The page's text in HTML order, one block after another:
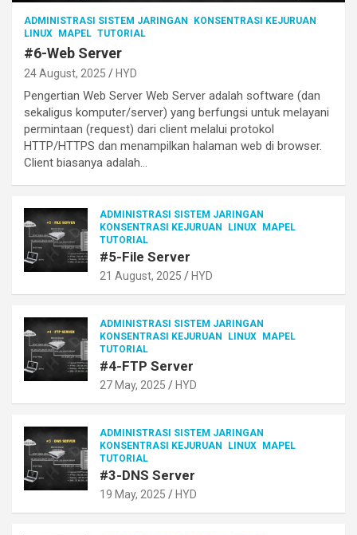
ADMINISTRASI SISTEM JARINGAN
KONSENTRASI KEJURUAN
LINUX MAPEL TUTORIAL
#6-Web Server
24 August, 2025 HYD
Pengertian Web Server Web Server adalah software (dan
sekaligus komputer/server) yang berfungsi untuk melayani
permintaan (request) dari client melalui protokol
HTTP/HTTPS dan menampilkan halaman web di browser.
Client biasanya adalah…
ADMINISTRASI SISTEM JARINGAN
KONSENTRASI KEJURUAN
LINUX MAPEL
TUTORIAL
#5-File Server
21 August, 2025 HYD
ADMINISTRASI SISTEM JARINGAN
KONSENTRASI KEJURUAN
LINUX MAPEL
TUTORIAL
#4-FTP Server
27 May, 2025 HYD
ADMINISTRASI SISTEM JARINGAN
KONSENTRASI KEJURUAN
LINUX MAPEL
TUTORIAL
#3-DNS Server
19 May, 2025 HYD